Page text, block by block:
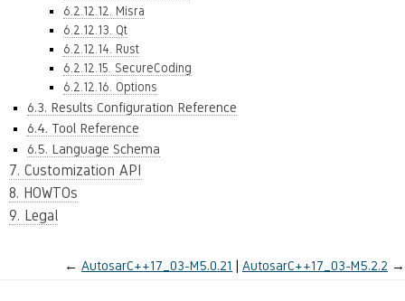
6.2.12.12. Misra
6.2.12.13. Qt
6.2.12.14. Rust
6.2.12.15. SecureCoding
6.2.12.16. Options
6.3. Results Configuration Reference
6.4. Tool Reference
6.5. Language Schema
7. Customization API
8. HOWTOs
9. Legal
← AutosarC++17_03-M5.0.21 AutosarC++17_03-M5.2.2 →